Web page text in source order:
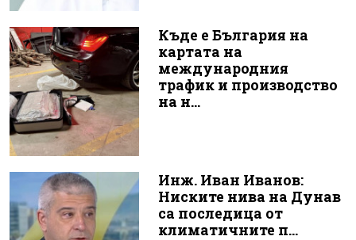
Къде е България на
картата на
международния
трафик и производство
на н...
Инж. Иван Иванов:
Ниските нива на Дунав
са последица от
климатичните п...